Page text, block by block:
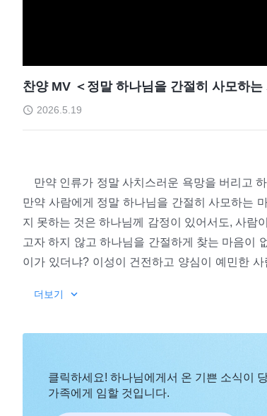
찬양 MV ＜정말 하나님을 간절히 사모하
2026.5.19
만약 인류가 정말 사치스러운 욕망을 버리고
만약 사람에게 정말 하나님을 간절히 사모하는
지 못하는 것은 하나님께 감정이 있어서도, 사람
고자 하지 않고 하나님을 간절하게 찾는 마음이
이가 있더냐? 이성이 건전하고 양심이 예민한
의해 하나님 집 밖으로 쫓겨난 이가 있더냐? 하
사람은 하나님을 추구하려 하지 않고, 하나님
행하는 바가 너무 지나치다고 말하고, 하나님께
성으로는 하나님을 찾지 않는 것은 말할 것도
이다. 내가 너희에게 사역하는 것은 너희처럼
더보기
클릭하세요! 하나님에게서 온 기쁜 소식이
가족에게 임할 것입니다.